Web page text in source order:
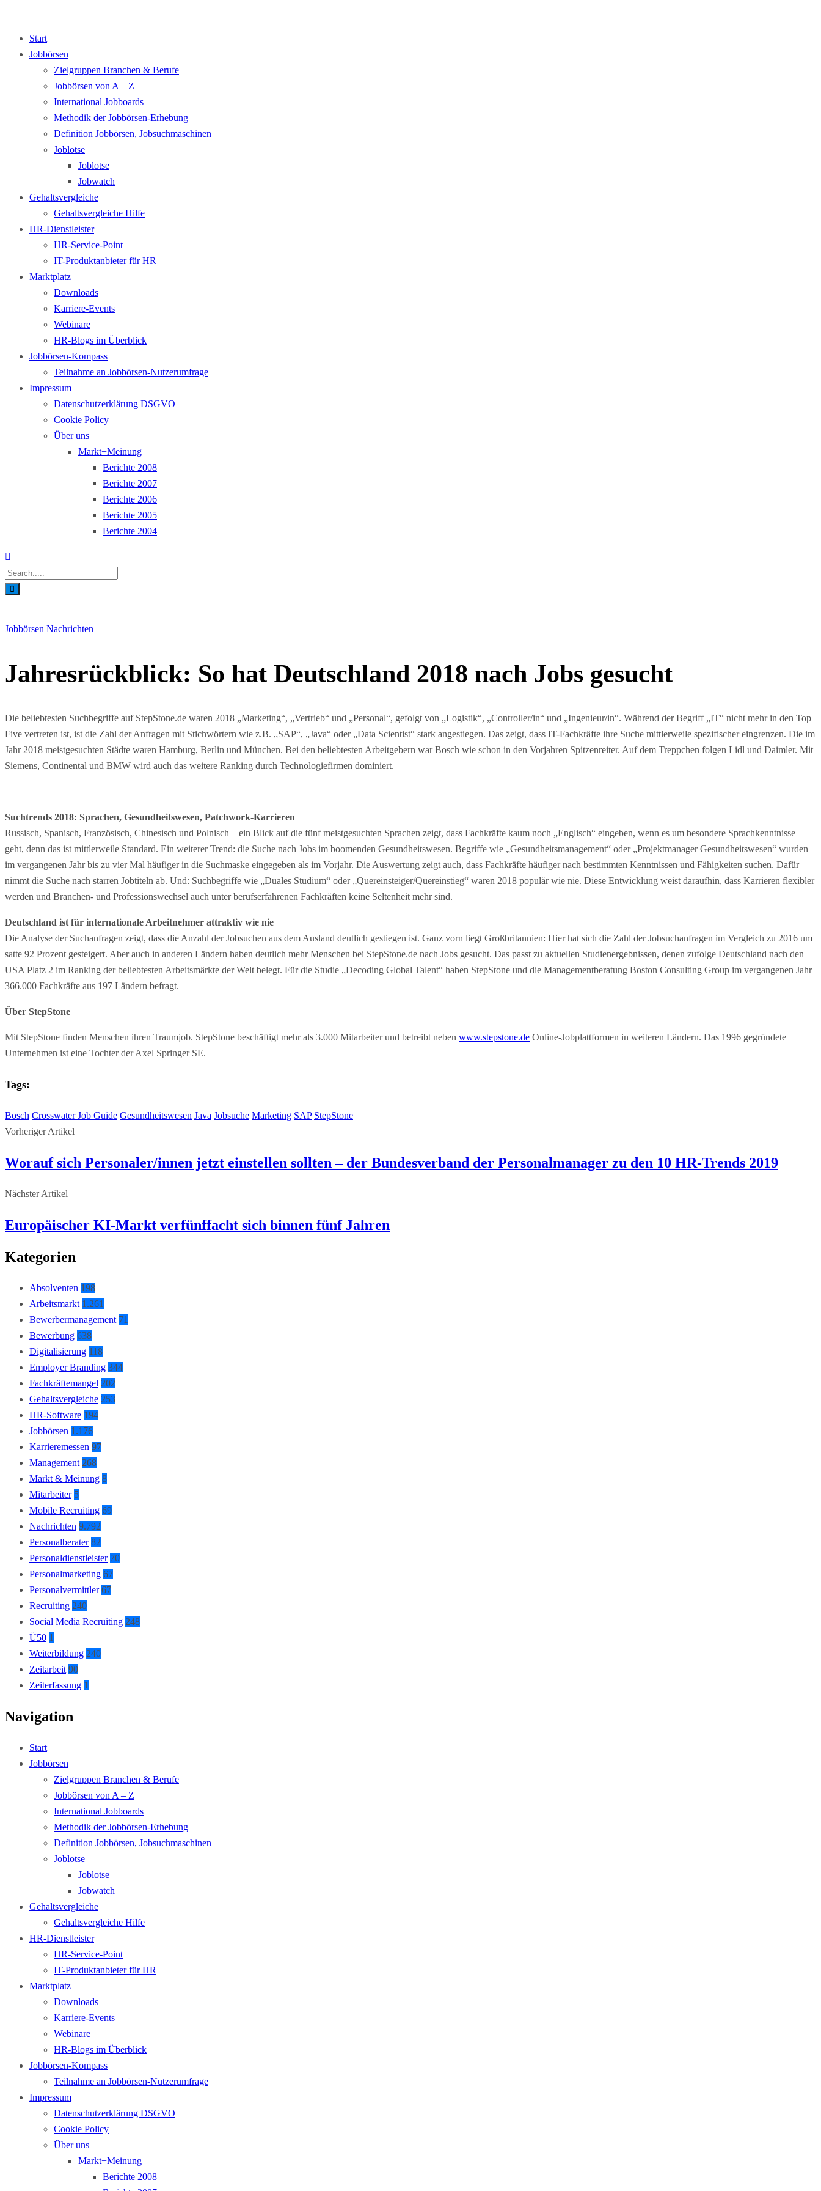
Start
Jobbörsen
Zielgruppen Branchen & Berufe
Jobbörsen von A – Z
International Jobboards
Methodik der Jobbörsen-Erhebung
Definition Jobbörsen, Jobsuchmaschinen
Joblotse
Joblotse
Jobwatch
Gehaltsvergleiche
Gehaltsvergleiche Hilfe
HR-Dienstleister
HR-Service-Point
IT-Produktanbieter für HR
Marktplatz
Downloads
Karriere-Events
Webinare
HR-Blogs im Überblick
Jobbörsen-Kompass
Teilnahme an Jobbörsen-Nutzerumfrage
Impressum
Datenschutzerklärung DSGVO
Cookie Policy
Über uns
Markt+Meinung
Berichte 2008
Berichte 2007
Berichte 2006
Berichte 2005
Berichte 2004
Jobbörsen Nachrichten
Jahresrückblick: So hat Deutschland 2018 nach Jobs gesucht
Die beliebtesten Suchbegriffe auf StepStone.de waren 2018 „Marketing“, „Vertrieb“ und „Personal“, gefolgt von „Logistik“, „Controller/in“ und „Ingenieur/in“. Während der Begriff „IT“ nicht mehr in den Top
Five vertreten ist, ist die Zahl der Anfragen mit Stichwörtern wie z.B. „SAP“, „Java“ oder „Data Scientist“ stark angestiegen. Das zeigt, dass IT-Fachkräfte ihre Suche mittlerweile spezifischer eingrenzen. Die im
Jahr 2018 meistgesuchten Städte waren Hamburg, Berlin und München. Bei den beliebtesten Arbeitgebern war Bosch wie schon in den Vorjahren Spitzenreiter. Auf dem Treppchen folgen Lidl und Daimler. Mit
Siemens, Continental und BMW wird auch das weitere Ranking durch Technologiefirmen dominiert.
Suchtrends 2018: Sprachen, Gesundheitswesen, Patchwork-Karrieren
Russisch, Spanisch, Französisch, Chinesisch und Polnisch – ein Blick auf die fünf meistgesuchten Sprachen zeigt, dass Fachkräfte kaum noch „Englisch“ eingeben, wenn es um besondere Sprachkenntnisse
geht, denn das ist mittlerweile Standard. Ein weiterer Trend: die Suche nach Jobs im boomenden Gesundheitswesen. Begriffe wie „Gesundheitsmanagement“ oder „Projektmanager Gesundheitswesen“ wurden
im vergangenen Jahr bis zu vier Mal häufiger in die Suchmaske eingegeben als im Vorjahr. Die Auswertung zeigt auch, dass Fachkräfte häufiger nach bestimmten Kenntnissen und Fähigkeiten suchen. Dafür
nimmt die Suche nach starren Jobtiteln ab. Und: Suchbegriffe wie „Duales Studium“ oder „Quereinsteiger/Quereinstieg“ waren 2018 populär wie nie. Diese Entwicklung weist daraufhin, dass Karrieren flexibler
werden und Branchen- und Professionswechsel auch unter berufserfahrenen Fachkräften keine Seltenheit mehr sind.
Deutschland ist für internationale Arbeitnehmer attraktiv wie nie
Die Analyse der Suchanfragen zeigt, dass die Anzahl der Jobsuchen aus dem Ausland deutlich gestiegen ist. Ganz vorn liegt Großbritannien: Hier hat sich die Zahl der Jobsuchanfragen im Vergleich zu 2016 um
satte 92 Prozent gesteigert. Aber auch in anderen Ländern haben deutlich mehr Menschen bei StepStone.de nach Jobs gesucht. Das passt zu aktuellen Studienergebnissen, denen zufolge Deutschland nach den
USA Platz 2 im Ranking der beliebtesten Arbeitsmärkte der Welt belegt. Für die Studie „Decoding Global Talent“ haben StepStone und die Managementberatung Boston Consulting Group im vergangenen Jahr
366.000 Fachkräfte aus 197 Ländern befragt.
Über StepStone
Mit StepStone finden Menschen ihren Traumjob. StepStone beschäftigt mehr als 3.000 Mitarbeiter und betreibt neben www.stepstone.de Online-Jobplattformen in weiteren Ländern. Das 1996 gegründete
Unternehmen ist eine Tochter der Axel Springer SE.
Tags:
Bosch Crosswater Job Guide Gesundheitswesen Java Jobsuche Marketing SAP StepStone
Vorheriger Artikel
Worauf sich Personaler/innen jetzt einstellen sollten – der Bundesverband der Personalmanager zu den 10 HR-Trends 2019
Nächster Artikel
Europäischer KI-Markt verfünffacht sich binnen fünf Jahren
Kategorien
Absolventen 198
Arbeitsmarkt 1.261
Bewerbermanagement 71
Bewerbung 638
Digitalisierung 118
Employer Branding 344
Fachkräftemangel 202
Gehaltsvergleiche 253
HR-Software 194
Jobbörsen 1.176
Karrieremessen 97
Management 268
Markt & Meinung 8
Mitarbeiter 5
Mobile Recruiting 69
Nachrichten 9.792
Personalberater 82
Personaldienstleister 70
Personalmarketing 67
Personalvermittler 67
Recruiting 240
Social Media Recruiting 248
Ü50 1
Weiterbildung 240
Zeitarbeit 90
Zeiterfassung 1
Navigation
Start
Jobbörsen
Zielgruppen Branchen & Berufe
Jobbörsen von A – Z
International Jobboards
Methodik der Jobbörsen-Erhebung
Definition Jobbörsen, Jobsuchmaschinen
Joblotse
Joblotse
Jobwatch
Gehaltsvergleiche
Gehaltsvergleiche Hilfe
HR-Dienstleister
HR-Service-Point
IT-Produktanbieter für HR
Marktplatz
Downloads
Karriere-Events
Webinare
HR-Blogs im Überblick
Jobbörsen-Kompass
Teilnahme an Jobbörsen-Nutzerumfrage
Impressum
Datenschutzerklärung DSGVO
Cookie Policy
Über uns
Markt+Meinung
Berichte 2008